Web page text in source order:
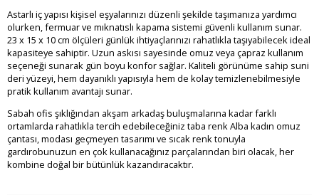
Astarlı iç yapısı kişisel eşyalarınızı düzenli şekilde taşımanıza yardımcı
olurken, fermuar ve mıknatıslı kapama sistemi güvenli kullanım sunar.
23 x 15 x 10 cm ölçüleri günlük ihtiyaçlarınızı rahatlıkla taşıyabilecek ideal
kapasiteye sahiptir. Uzun askısı sayesinde omuz veya çapraz kullanım
seçeneği sunarak gün boyu konfor sağlar. Kaliteli görünüme sahip suni
deri yüzeyi, hem dayanıklı yapısıyla hem de kolay temizlenebilmesiyle
pratik kullanım avantajı sunar.
Sabah ofis şıklığından akşam arkadaş buluşmalarına kadar farklı
ortamlarda rahatlıkla tercih edebileceğiniz taba renk Alba kadın omuz
çantası, modası geçmeyen tasarımı ve sıcak renk tonuyla
gardırobunuzun en çok kullanacağınız parçalarından biri olacak, her
kombine doğal bir bütünlük kazandıracaktır.